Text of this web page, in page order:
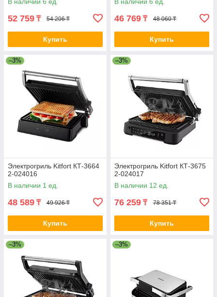
52 759 ₸ 54 206 ₸
Купить
46 769 ₸ 48 060 ₸
Купить
–3%
Электрогриль Kitfort КТ-3664
2-024016
В наличии 1 ед.
48 589 ₸ 49 926 ₸
Купить
–3%
Электрогриль Kitfort КТ-3675
2-024017
В наличии 12 ед.
76 259 ₸ 78 351 ₸
Купить
–3% –3%